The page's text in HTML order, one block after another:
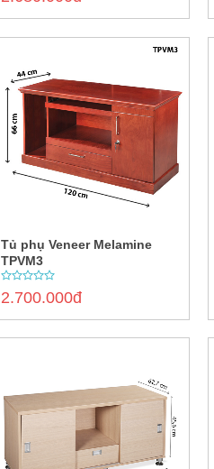
Tủ phụ Veneer Melamine
TPVM3
0
out
2.700.000đ